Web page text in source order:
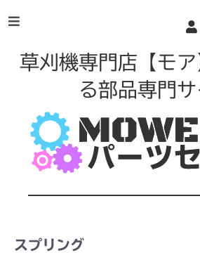
草刈機専門店【モ
る部品専門サ
スプリング